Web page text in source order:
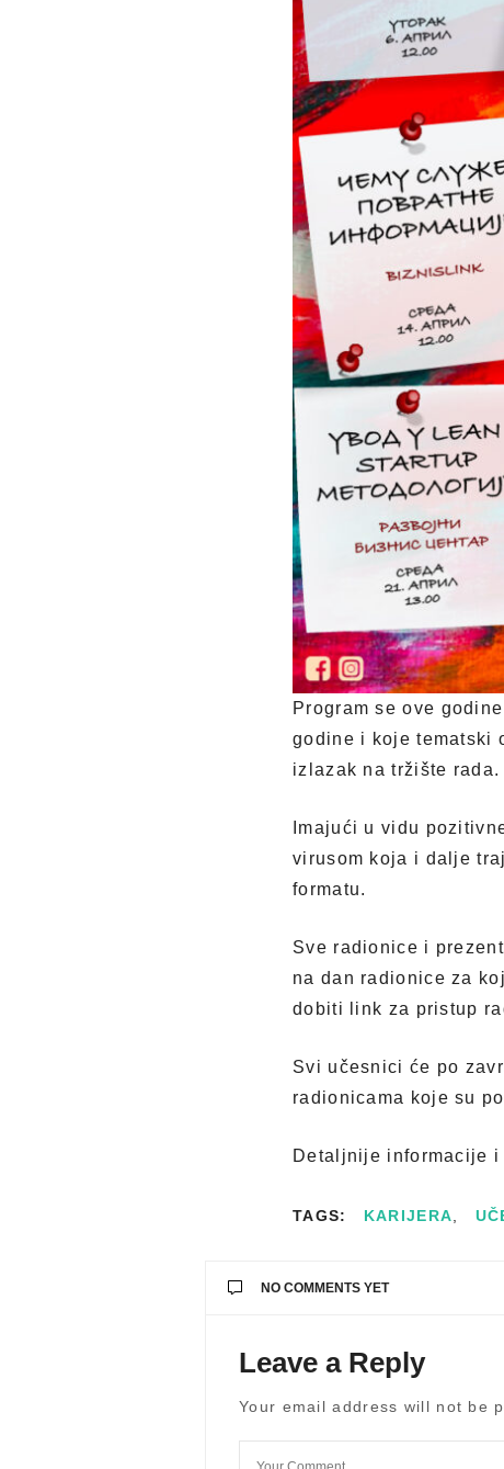
Program se ove
godine i koje tematski
izlazak na tržište rada.
Imajući u vidu
virusom koja i dalje
formatu.
Sve radionice i
na dan radionice za
dobiti link za pristup
Svi učesnici će po
radionicama koje su
Detaljnije informacije
TAGS: KARIJERA
NO COMMENTS YET
Leave a Reply
Your email address will not be